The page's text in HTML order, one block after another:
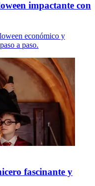
impactante con
económico y
a paso.
fascinante y